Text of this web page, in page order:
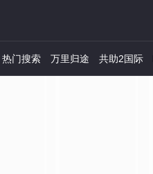
热门搜索 万里归途 共助2国际